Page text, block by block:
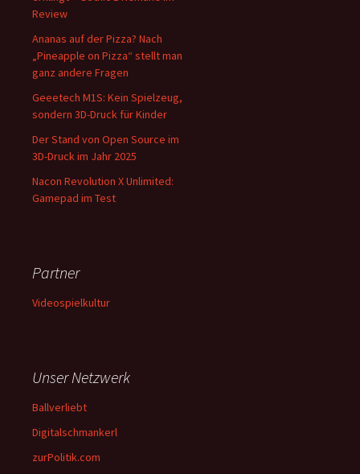
Review
Ananas auf der Pizza? Nach
„Pineapple on Pizza“ stellt man
ganz andere Fragen
Geeetech M1S: Kein Spielzeug,
sondern 3D-Druck für Kinder
Der Stand von Open Source im
3D-Druck im Jahr 2025
Nacon Revolution X Unlimited:
Gamepad im Test
Partner
Videospielkultur
Unser Netzwerk
Ballverliebt
Digitalschmankerl
zurPolitik.com